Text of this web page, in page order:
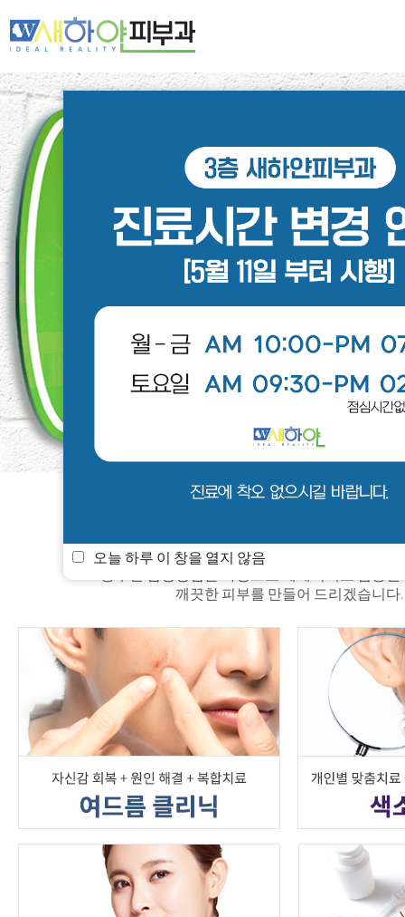
오늘 하루 이 창을 열지 않음
새하얀 네트워크
기미·색소·홍조
주름·탄력
제모·모발
피부클리닉
레이저클리닉
스페셜클리닉
새하얀 소식
진료안내
깨끗한 피부를 만들어 드리겠습니다.